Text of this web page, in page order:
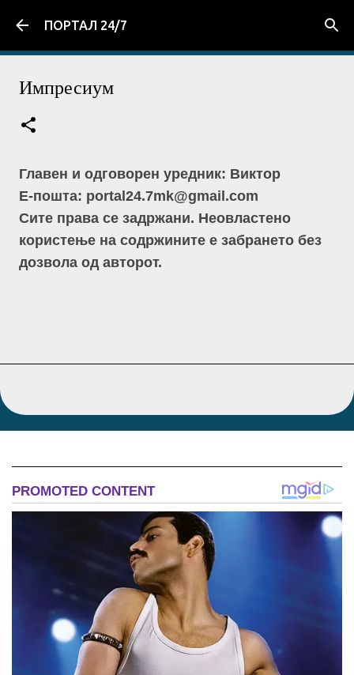
Skip to main content
ПОРТАЛ 24/7
Импресиум
Главен и одговорен уредник: Виктор
Е-пошта: portal24.7mk@gmail.com
Сите права се задржани. Неовластено
користење на содржините е забрането без
дозвола од авторот.